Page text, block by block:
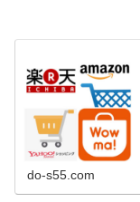
do-s55.com